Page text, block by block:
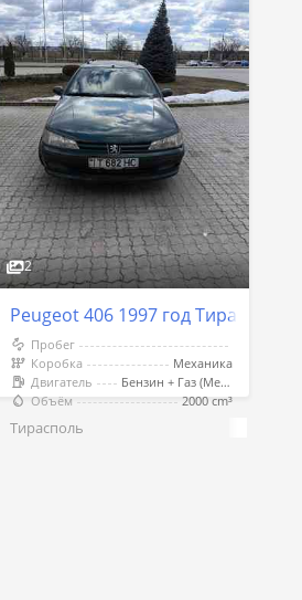
2
Peugeot 406 1997 год Тирасполь
Пробег
Коробка
Механика
Двигатель
Бензин + Газ (Метан)
Объём
2000 cm³
Тирасполь